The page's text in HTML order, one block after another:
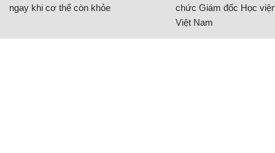
ngay khi cơ thể còn khỏe
chức Giám đốc Học
Việt Nam